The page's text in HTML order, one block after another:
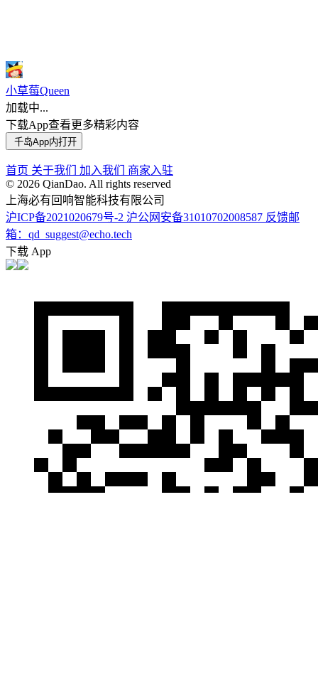
小草莓Queen
加载中...
下载App查看更多精彩内容
千岛App内打开
首页 关于我们 加入我们 商家入驻
©️ 2026 QianDao. All rights reserved
上海必有回响智能科技有限公司
沪ICP备2021020679号-2 沪公网安备31010702008587 反馈邮
箱：qd_suggest@echo.tech
下载 App